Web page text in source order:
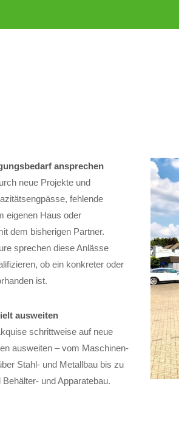
ansprechen
neue Projekte und
fehlende
eigenen Haus oder
dem bisherigen Partner.
sprechen diese Anlässe
ob ein konkreter oder
ist.
ausweiten
schrittweise auf neue
ausweiten – vom Maschinen-
Stahl- und Metallbau bis zu
und Apparatebau.